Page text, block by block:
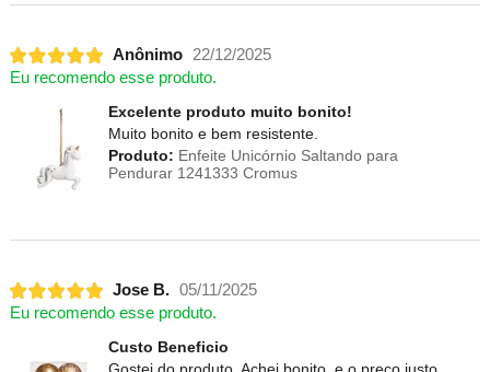
Anônimo 22/12/2025
Eu recomendo esse produto.
Excelente produto muito bonito!
Muito bonito e bem resistente.
Produto: Enfeite Unicórnio Saltando para
Pendurar 1241333 Cromus
Jose B. 05/11/2025
Eu recomendo esse produto.
Custo Beneficio